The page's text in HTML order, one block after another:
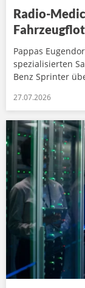
Radio-
Pappas
spezialisierten
Benz Sprinter
27.07.2026